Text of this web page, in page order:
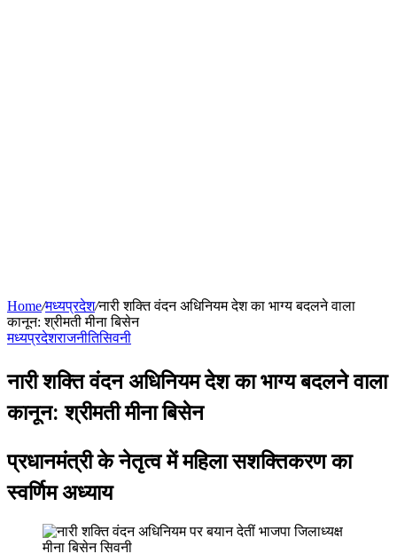
Home/मध्यप्रदेश/नारी शक्ति वंदन अधिनियम देश का भाग्य बदलने वाला
कानून: श्रीमती मीना बिसेन
मध्यप्रदेशराजनीतिसिवनी
नारी शक्ति वंदन अधिनियम देश का भाग्य बदलने वाला
कानून: श्रीमती मीना बिसेन
प्रधानमंत्री के नेतृत्व में महिला सशक्तिकरण का
स्वर्णिम अध्याय